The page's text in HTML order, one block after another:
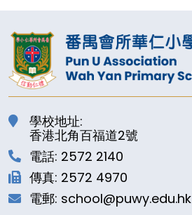
學校地址:
香港北角百福道2號
電話: 2572 2140
傳真: 2572 4970
電郵: school@puwy.edu.hk